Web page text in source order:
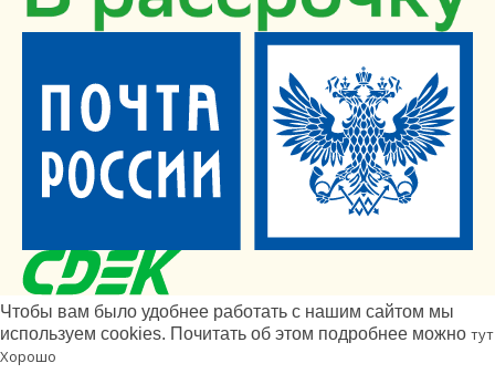
Чтобы вам было удобнее работать с нашим сайтом мы
используем cookies. Почитать об этом подробнее можно тут
Хорошо